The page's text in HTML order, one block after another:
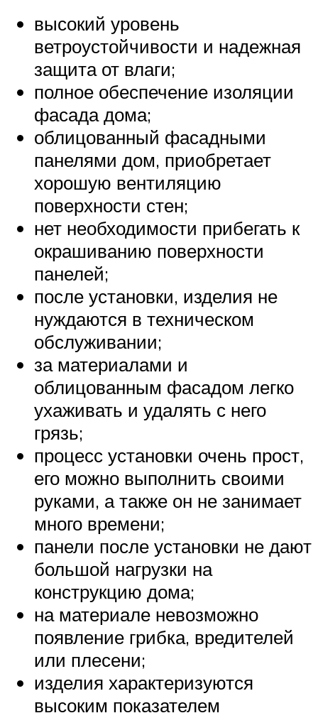
высокий уровень
ветроустойчивости и надежная
защита от влаги;
полное обеспечение изоляции
фасада дома;
облицованный фасадными
панелями дом, приобретает
хорошую вентиляцию
поверхности стен;
нет необходимости прибегать к
окрашиванию поверхности
панелей;
после установки, изделия не
нуждаются в техническом
обслуживании;
за материалами и
облицованным фасадом легко
ухаживать и удалять с него
грязь;
процесс установки очень прост,
его можно выполнить своими
руками, а также он не занимает
много времени;
панели после установки не дают
большой нагрузки на
конструкцию дома;
на материале невозможно
появление грибка, вредителей
или плесени;
изделия характеризуются
высоким показателем